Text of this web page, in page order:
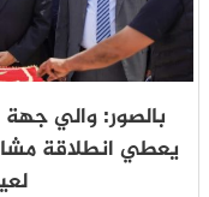
بالصور: والي